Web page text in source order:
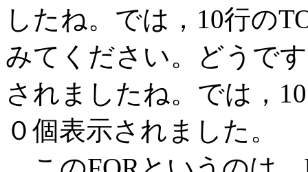
したね。では，10行の
みてください。どうで
されましたね。では，
０個表示されました。